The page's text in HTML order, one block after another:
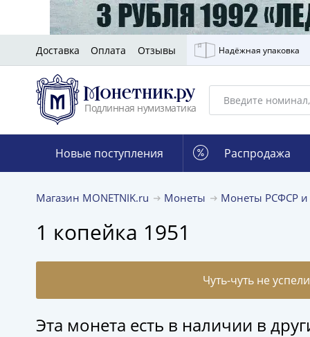
Доставка Оплата Отзывы Надёжная упаковка
Подлинная нумизматика
Новые поступления Распродажа
Магазин MONETNIK.ru Монеты Монеты РСФСР
1 копейка 1951
Эта монета есть в наличии в